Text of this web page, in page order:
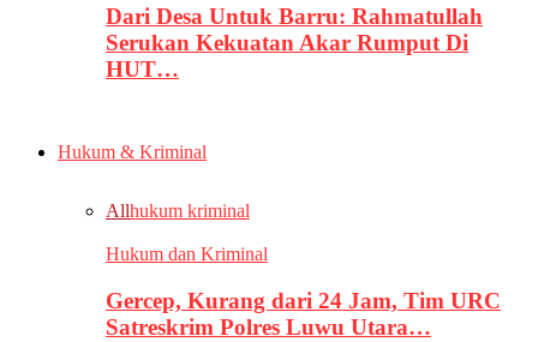
Dari Desa Untuk Barru: Rahmatullah
Serukan Kekuatan Akar Rumput Di
HUT…
Hukum & Kriminal
Allhukum kriminal
Hukum dan Kriminal
Gercep, Kurang dari 24 Jam, Tim URC
Satreskrim Polres Luwu Utara…